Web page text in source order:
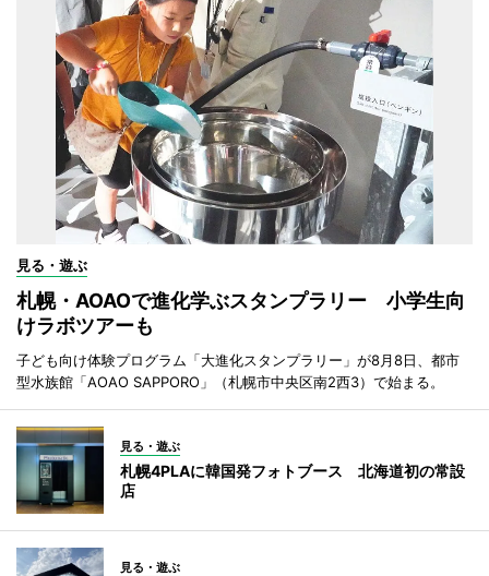
見る・遊ぶ
札幌・AOAOで進化学ぶスタンプラリー 小学生向
けラボツアーも
子ども向け体験プログラム「大進化スタンプラリー」が8月8日、都市
型水族館「AOAO SAPPORO」（札幌市中央区南2西3）で始まる。
見る・遊ぶ
札幌4PLAに韓国発フォトブース 北海道初の常設
店
見る・遊ぶ